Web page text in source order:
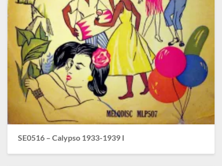
SE0516 – Calypso 1933-1939 I